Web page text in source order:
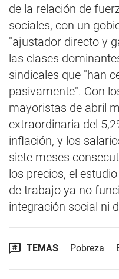
de la relación de
sociales, con un
"ajustador directo y
las clases
sindicales que "han
pasivamente". Con
mayoristas de abril
extraordinaria del
inflación, y los
siete meses
los precios, el
de trabajo ya no
integración social ni
TEMAS Pobreza